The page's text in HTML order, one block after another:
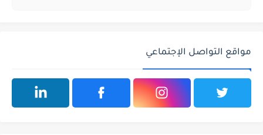
مواقع التواصل الإجتماعي